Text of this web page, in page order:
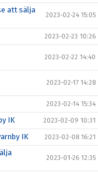
att sälja
2023-02-24 15:05
2023-02-23 10:26
2023-02-22 14:40
2023-02-17 14:28
2023-02-14 15:34
IK 2023-02-09 10:31
IK 2023-02-08 16:21
2023-01-26 12:35